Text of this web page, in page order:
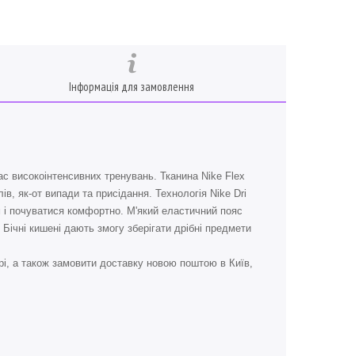
Інформація для замовлення
тренувань. Тканина Nike Flex
як-от випади та присідання. Технологія Nike Dri
почуватися комфортно. М'який еластичний пояс
кишені дають змогу зберігати дрібні предмети
а також замовити доставку новою поштою в Київ,